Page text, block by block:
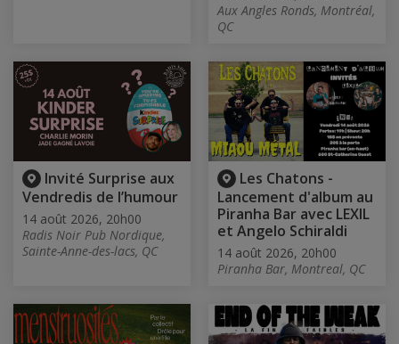
Aux Angles Ronds, Montréal,
QC
Invité Surprise aux
Vendredis de l’humour
14 août 2026, 20h00
Radis Noir Pub Nordique,
Sainte-Anne-des-lacs, QC
Les Chatons -
Lancement d'album au
Piranha Bar avec LEXIL
et Angelo Schiraldi
14 août 2026, 20h00
Piranha Bar, Montreal, QC